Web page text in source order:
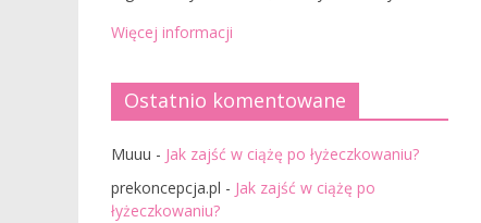
Więcej informacji
Ostatnio komentowane
Muuu - Jak zajść w ciążę po łyżeczkowaniu?
prekoncepcja.pl - Jak zajść w ciążę po
łyżeczkowaniu?